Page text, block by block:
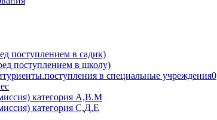
поступлением в садик)
поступлением в школу)
в специальные учреждения0
категория А,В.М
категория С,Д,Е